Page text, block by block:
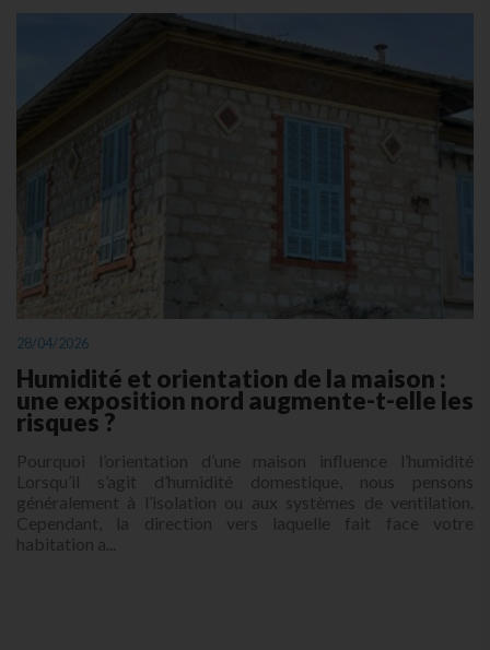
28/04/2026
Humidité et orientation de la maison :
une exposition nord augmente-t-elle les
risques ?
Pourquoi l’orientation d’une maison influence l’humidité
Lorsqu’il s’agit d’humidité domestique, nous pensons
généralement à l’isolation ou aux systèmes de ventilation.
Cependant, la direction vers laquelle fait face votre
habitation a...